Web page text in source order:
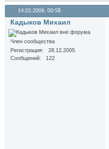
14.02.2006, 00:58
Кадыков Михаил
Член сообщества
Регистрация
28.12.2005
Сообщений
122